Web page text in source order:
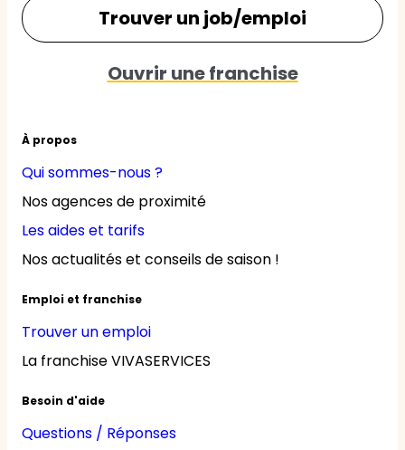
À propos
Qui sommes-nous ?
Nos agences de proximité
Les aides et tarifs
Nos actualités et conseils de saison !
Emploi et franchise
Trouver un emploi
La franchise VIVASERVICES
Besoin d'aide
Questions / Réponses
Trouver un job/emploi
Ouvrir une franchise